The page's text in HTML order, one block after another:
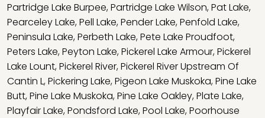
Partridge Lake Burpee,Partridge Lake Wilson,Pat Lake,
Pearceley Lake,Pell Lake,Pender Lake,Penfold Lake,
Peninsula Lake,Perbeth Lake,Pete Lake Proudfoot,
Peters Lake,Peyton Lake,Pickerel Lake Armour,Pickerel
Lake Lount,Pickerel River,Pickerel River Upstream Of
Cantin L,Pickering Lake,Pigeon Lake Muskoka,Pine Lake
Butt,Pine Lake Muskoka,Pine Lake Oakley,Plate Lake,
Playfair Lake,Pondsford Lake,Pool Lake,Poorhouse